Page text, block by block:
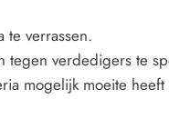
te verrassen.
tegen verdedigers te
mogelijk moeite